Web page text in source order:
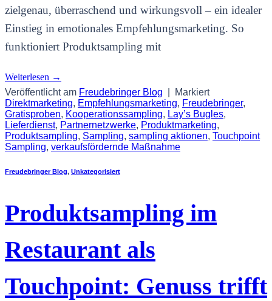
zielgenau, überraschend und wirkungsvoll – ein idealer
Einstieg in emotionales Empfehlungsmarketing. So
funktioniert Produktsampling mit
Weiterlesen →
Veröffentlicht am Freudebringer Blog
Markiert
Direktmarketing, Empfehlungsmarketing, Freudebringer,
Gratisproben, Kooperationssampling, Lay’s Bugles,
Lieferdienst, Partnernetzwerke, Produktmarketing,
Produktsampling, Sampling, sampling aktionen, Touchpoint
Sampling, verkaufsfördernde Maßnahme
Freudebringer Blog, Unkategorisiert
Produktsampling im
Restaurant als
Touchpoint: Genuss trifft